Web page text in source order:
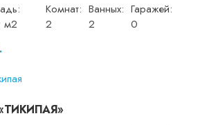
м2
Комнат:
2
Ванных:
2
Гаражей:
0